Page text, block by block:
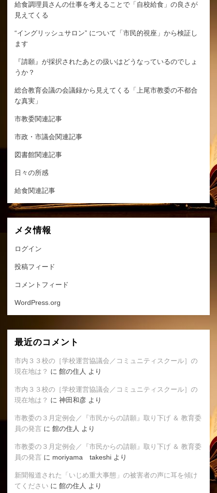
給食調理員さんの仕事を考えることで「自校給食」の良さが
見えてくる
“イングリッシュサロン” について「市民的視座」から検証し
ます
『請願』が採択されたあとの扱いはどうなっているのでしょ
うか？
総合教育会議の会議録から見えてくる「上尾市教委の不都合
な真実」
市教委関連記事
市政・市議会関連記事
図書館関連記事
日々の所感
給食関連記事
メタ情報
ログイン
投稿フィード
コメントフィード
WordPress.org
最近のコメント
市内３３校の［学校運営協議会／コミュニティスクール］の
現在地は？ に 館の住人 より
市内３３校の［学校運営協議会／コミュニティスクール］の
現在地は？ に 神田和彦 より
市教委の３月定例会／『市民からの請願』取り下げ ＆ 教育委
員の発言 に 館の住人 より
市教委の３月定例会／『市民からの請願』取り下げ ＆ 教育委
員の発言 に moriyama takeshi より
新聞報道された「いじめ重大事態」の被害者の声に耳を傾け
てください に 館の住人 より